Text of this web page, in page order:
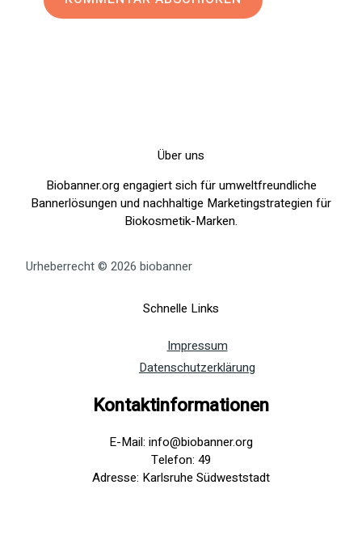
Über uns
Biobanner.org engagiert sich für umweltfreundliche
Bannerlösungen und nachhaltige Marketingstrategien für
Biokosmetik-Marken.
Urheberrecht © 2026 biobanner
Schnelle Links
Impressum
Datenschutzerklärung
Kontaktinformationen
E-Mail: info@biobanner.org
Telefon: 49
Adresse: Karlsruhe Südweststadt